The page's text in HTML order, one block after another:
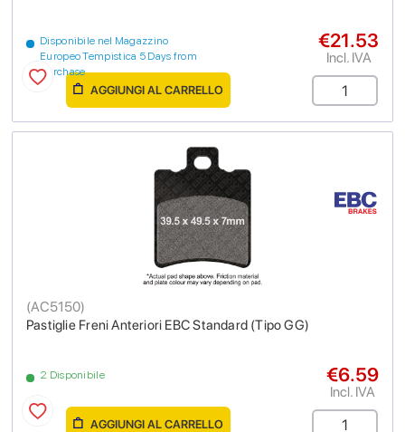
Disponibile nel Magazzino
Europeo Tempistica 5 Days from
purchase
€21.53
Incl. IVA
AGGIUNGI AL CARRELLO
Pastiglie Freni Anteriori EBC Standard (Tipo GG)
(AC5150)
2 Disponibile €6.59
Incl. IVA
AGGIUNGI AL CARRELLO